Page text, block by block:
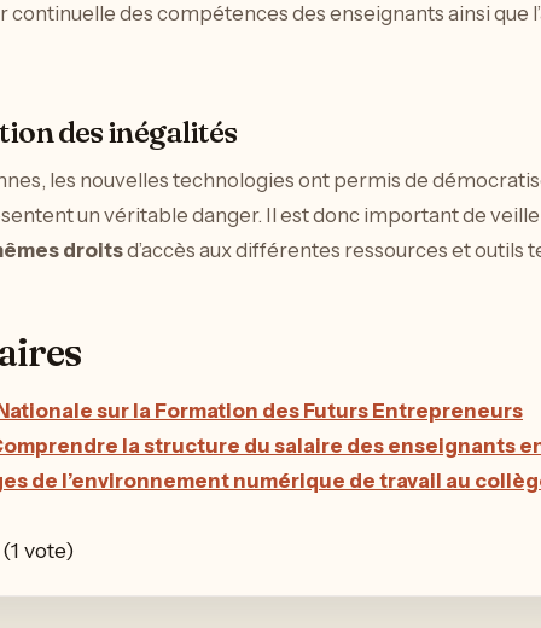
continuelle des compétences des enseignants ainsi que
des inégalités
les nouvelles technologies ont permis de
un véritable danger. Il est donc important de
droitsd’accès aux différentes ressources et outils
sur la Formation des Futurs Entrepreneurs
la structure du salaire des enseignants
de l’environnement numérique de travail au
vote)